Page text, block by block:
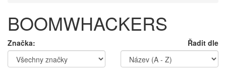
BOOMWHACKERS
Značka: Řadit dle